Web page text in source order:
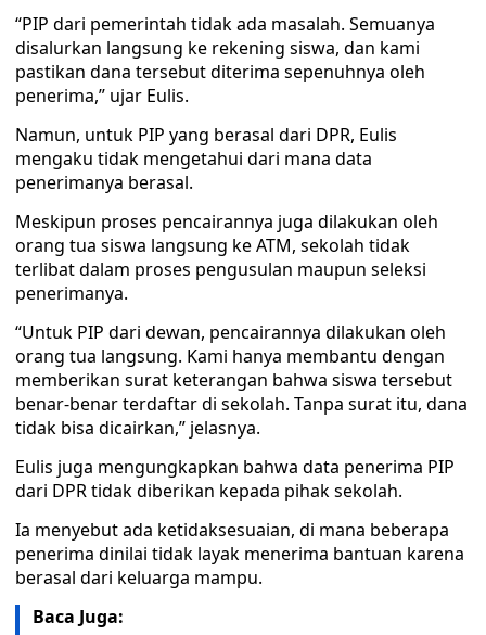
“PIP dari pemerintah tidak ada masalah. Semuanya
disalurkan langsung ke rekening siswa, dan kami
pastikan dana tersebut diterima sepenuhnya oleh
penerima,” ujar Eulis.
Namun, untuk PIP yang berasal dari DPR, Eulis
mengaku tidak mengetahui dari mana data
penerimanya berasal.
Meskipun proses pencairannya juga dilakukan oleh
orang tua siswa langsung ke ATM, sekolah tidak
terlibat dalam proses pengusulan maupun seleksi
penerimanya.
“Untuk PIP dari dewan, pencairannya dilakukan oleh
orang tua langsung. Kami hanya membantu dengan
memberikan surat keterangan bahwa siswa tersebut
benar-benar terdaftar di sekolah. Tanpa surat itu, dana
tidak bisa dicairkan,” jelasnya.
Eulis juga mengungkapkan bahwa data penerima PIP
dari DPR tidak diberikan kepada pihak sekolah.
Ia menyebut ada ketidaksesuaian, di mana beberapa
penerima dinilai tidak layak menerima bantuan karena
berasal dari keluarga mampu.
Baca Juga: